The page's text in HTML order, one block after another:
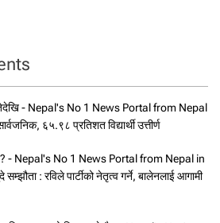
- Nepal's No 1 News Portal from Nepal
६५.९८ प्रतिशत विद्यार्थी उत्तीर्ण
? - Nepal's No 1 News Portal from Nepal in
सम्झौता : रविले पार्टीको नेतृत्व गर्ने, बालेनलाई आगामी